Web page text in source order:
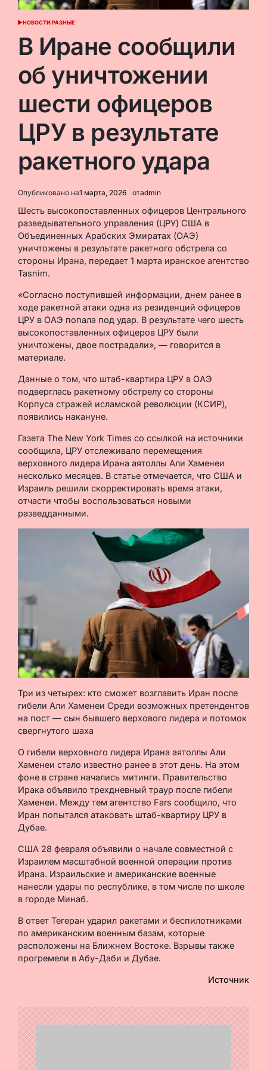
ОПУБЛИКОВАНО
НОВОСТИ РАЗНЫЕ
В Иране сообщили
об уничтожении
шести офицеров
ЦРУ в результате
ракетного удара
Опубликовано на1 марта, 2026 отadmin
Шесть высокопоставленных офицеров Центрального
разведывательного управления (ЦРУ) США в
Объединенных Арабских Эмиратах (ОАЭ)
уничтожены в результате ракетного обстрела со
стороны Ирана, передает 1 марта иранское агентство
Tasnim.
«Согласно поступившей информации, днем ранее в
ходе ракетной атаки одна из резиденций офицеров
ЦРУ в ОАЭ попала под удар. В результате чего шесть
высокопоставленных офицеров ЦРУ были
уничтожены, двое пострадали», — говорится в
материале.
Данные о том, что штаб-квартира ЦРУ в ОАЭ
подверглась ракетному обстрелу со стороны
Корпуса стражей исламской революции (КСИР),
появились накануне.
Газета The New York Times со ссылкой на источники
сообщила, ЦРУ отслеживало перемещения
верховного лидера Ирана аятоллы Али Хаменеи
несколько месяцев. В статье отмечается, что США и
Израиль решили скорректировать время атаки,
отчасти чтобы воспользоваться новыми
разведданными.
Три из четырех: кто сможет возглавить Иран после
гибели Али Хаменеи Среди возможных претендентов
на пост — сын бывшего верхового лидера и потомок
свергнутого шаха
О гибели верховного лидера Ирана аятоллы Али
Хаменеи стало известно ранее в этот день. На этом
фоне в стране начались митинги. Правительство
Ирака объявило трехдневный траур после гибели
Хаменеи. Между тем агентство Fars сообщило, что
Иран попытался атаковать штаб-квартиру ЦРУ в
Дубае.
США 28 февраля объявили о начале совместной с
Израилем масштабной военной операции против
Ирана. Израильские и американские военные
нанесли удары по республике, в том числе по школе
в городе Минаб.
В ответ Тегеран ударил ракетами и беспилотниками
по американским военным базам, которые
расположены на Ближнем Востоке. Взрывы также
прогремели в Абу-Даби и Дубае.
Источник